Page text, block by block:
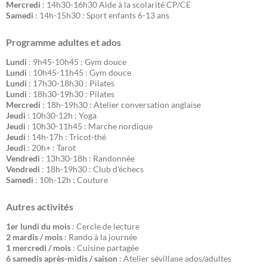
Mercredi : 14h30-16h30 Aide à la scolarité CP/CE
Samedi : 14h-15h30 : Sport enfants 6-13 ans
Programme adultes et ados
Lundi : 9h45-10h45 : Gym douce
Lundi : 10h45-11h45 : Gym douce
Lundi : 17h30-18h30 : Pilates
Lundi : 18h30-19h30 : Pilates
Mercredi : 18h-19h30 : Atelier conversation anglaise
Jeudi : 10h30-12h : Yoga
Jeudi : 10h30-11h45 : Marche nordique
Jeudi : 14h-17h : Tricot-thé
Jeudi : 20h+ : Tarot
Vendredi : 13h30-18h : Randonnée
Vendredi : 18h-19h30 : Club d'échecs
Samedi : 10h-12h : Couture
Autres activités
1er lundi du mois : Cercle de lecture
2 mardis / mois : Rando à la journée
1 mercredi / mois : Cuisine partagée
6 samedis après-midis / saison : Atelier sévillane ados/adultes